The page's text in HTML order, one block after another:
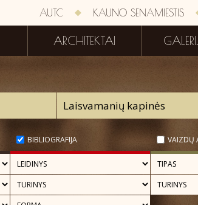
AUTC KAUNO SENAMIESTIS
ARCHITEKTAI
BIBLIOGRAFIJA VAIZDŲ